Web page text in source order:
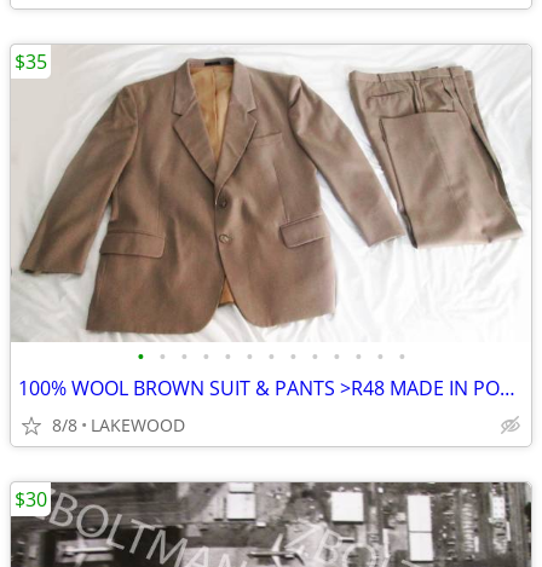
• • • • • • • • • • • • •
100% WOOL BROWN SUIT & PANTS >R48 MADE IN POLAND ANDRE VILLARD PLEATED
8/8 LAKEWOOD
$35
$30